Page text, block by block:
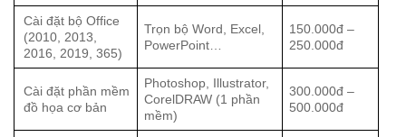
Cài đặt bộ Office
(2010, 2013,
2016, 2019, 365)
Trọn bộ Word, Excel,
PowerPoint…
150.000đ –
250.000đ
Cài đặt phần mềm
đồ họa cơ bản
Photoshop, Illustrator,
CorelDRAW (1 phần
mềm)
300.000đ –
500.000đ